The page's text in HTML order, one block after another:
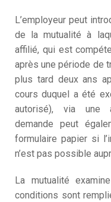
L’employeur peut
de la mutualité à
affilié, qui est
après une période de
plus tard deux ans
cours duquel a été
autorisé), via une
demande peut
formulaire papier si
n’est pas possible
La mutualité
conditions sont